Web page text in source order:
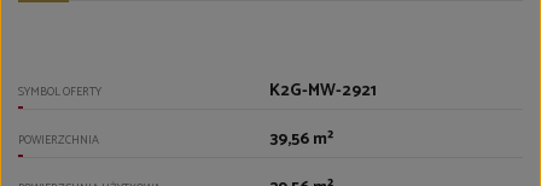
SYMBOL OFERTY K2G-MW-2921
POWIERZCHNIA 39,56 m²